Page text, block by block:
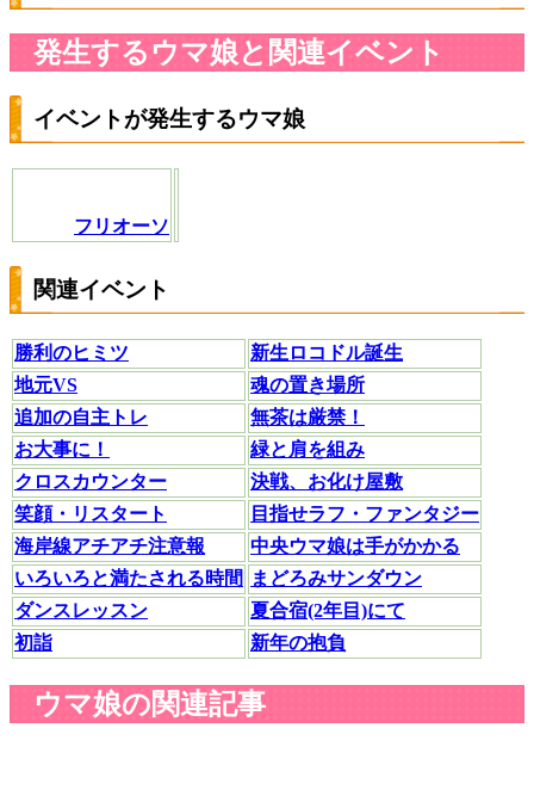
発生するウマ娘と関連イベント
イベントが発生するウマ娘
フリオーソ
関連イベント
勝利のヒミツ
新生ロコドル誕生
地元VS
魂の置き場所
追加の自主トレ
無茶は厳禁！
お大事に！
緑と肩を組み
クロスカウンター
決戦、お化け屋敷
笑顔・リスタート
目指せラフ・ファンタジー
海岸線アチアチ注意報
中央ウマ娘は手がかかる
いろいろと満たされる時間
まどろみサンダウン
ダンスレッスン
夏合宿(2年目)にて
初詣
新年の抱負
ウマ娘の関連記事